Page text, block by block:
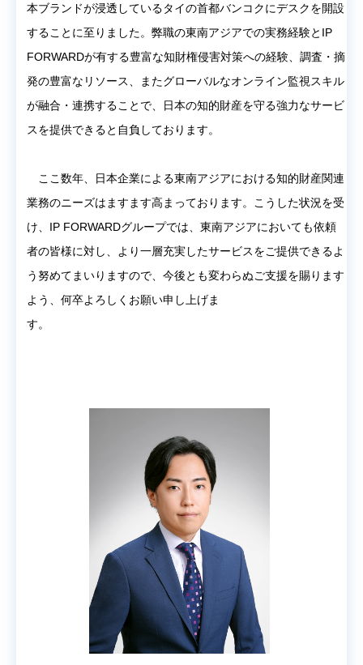
本ブランドが浸透しているタイの首都バンコクにデスクを開設
することに至りました。弊職の東南アジアでの実務経験とIP
FORWARDが有する豊富な知財権侵害対策への経験、調査・摘
発の豊富なリソース、またグローバルなオンライン監視スキル
が融合・連携することで、日本の知的財産を守る強力なサービ
スを提供できると自負しております。
ここ数年、日本企業による東南アジアにおける知的財産関連
業務のニーズはますます高まっております。こうした状況を受
け、IP FORWARDグループでは、東南アジアにおいても依頼
者の皆様に対し、より一層充実したサービスをご提供できるよ
う努めてまいりますので、今後とも変わらぬご支援を賜ります
よう、何卒よろしくお願い申し上げま
す。